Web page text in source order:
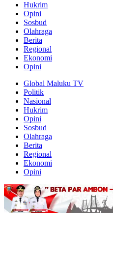
Hukrim
Opini
Sosbud
Olahraga
Berita
Regional
Ekonomi
Opini
Global Maluku TV
Politik
Nasional
Hukrim
Opini
Sosbud
Olahraga
Berita
Regional
Ekonomi
Opini